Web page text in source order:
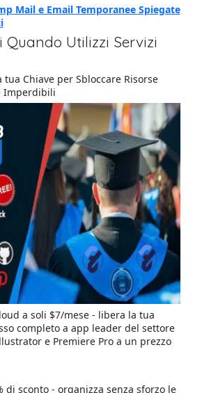
Mail e Email Temporanee Spiegate
Quando Utilizzi Servizi
tua Chiave per Sbloccare Risorse
Imperdibili
a soli $7/mese - libera la tua
completo a app leader del settore
e Premiere Pro a un prezzo
di sconto - organizza senza sforzo le